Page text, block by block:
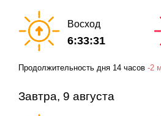
Восход
6:33:31
Продолжительность дня 14 часов -2
Завтра, 9 августа